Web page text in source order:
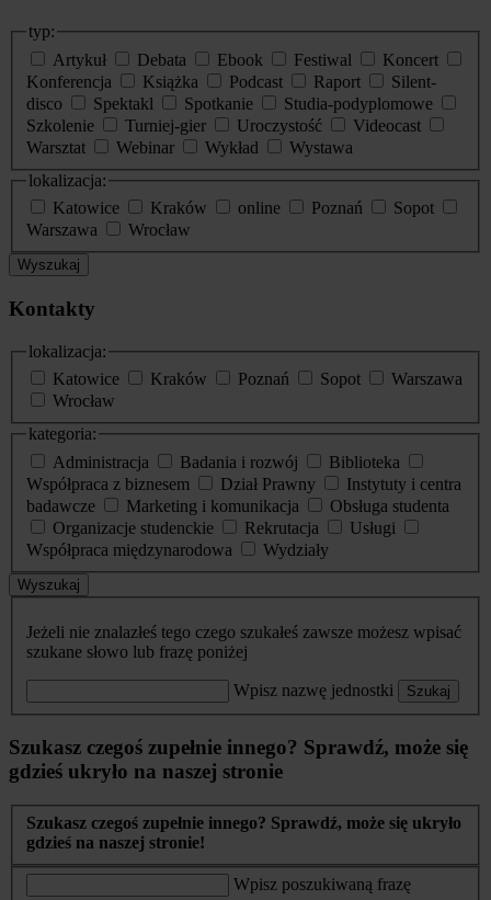
typ:
Artykuł
Debata Ebook Festiwal
Koncert
Konferencja
Książka Podcast Raport
Silent-
disco
Spektakl Spotkanie
Studia-podyplomowe
Szkolenie
Turniej-gier Uroczystość
Videocast
Warsztat
Webinar Wykład
Wystawa
lokalizacja:
Katowice
Kraków online Poznań
Sopot
Warszawa
Wrocław
Wyszukaj
Kontakty
lokalizacja:
Katowice
Kraków Poznań Sopot
Warszawa
Wrocław
kategoria:
Administracja
Badania i rozwój
Biblioteka
Współpraca z biznesem
Dział Prawny
Instytuty i centra
badawcze
Marketing i komunikacja
Obsługa studenta
Organizacje studenckie
Rekrutacja
Usługi
Współpraca międzynarodowa
Wydziały
Wyszukaj
Jeżeli nie znalazłeś tego czego szukałeś zawsze możesz wpisać
szukane słowo lub frazę poniżej
Wpisz nazwę jednostki Szukaj
Szukasz czegoś zupełnie innego? Sprawdź, może się
gdzieś ukryło na naszej stronie
Szukasz czegoś zupełnie innego? Sprawdź, może się ukryło
gdzieś na naszej stronie!
Wpisz poszukiwaną frazę